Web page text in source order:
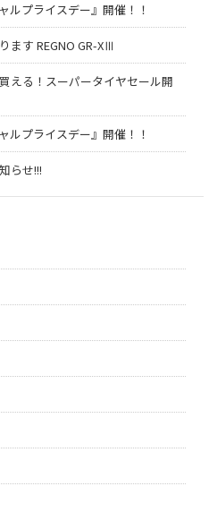
ルプライスデー』開催！！
ます REGNO GR-XⅢ
える！スーパータイヤセール開
ルプライスデー』開催！！
らせ!!!